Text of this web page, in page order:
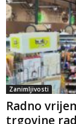
Zanimljivosti
Radno
trgovine